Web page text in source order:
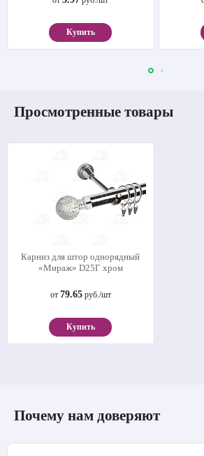
Купить
Просмотренные товары
Карниз для штор однорядный
«Мираж» D25Г хром
от 79.65руб./шт
Купить
Почему нам доверяют